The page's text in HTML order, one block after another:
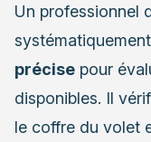
Un professionnel
précise pour
disponibles. Il
le coffre du volet